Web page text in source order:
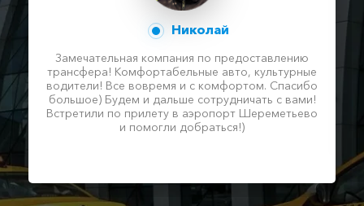
Николай
Замечательная компания по предоставлению
трансфера! Комфортабельные авто, культурные
водители! Все вовремя и с комфортом. Спасибо
большое) Будем и дальше сотрудничать с вами!
Встретили по прилету в аэропорт Шереметьево
и помогли добраться!)